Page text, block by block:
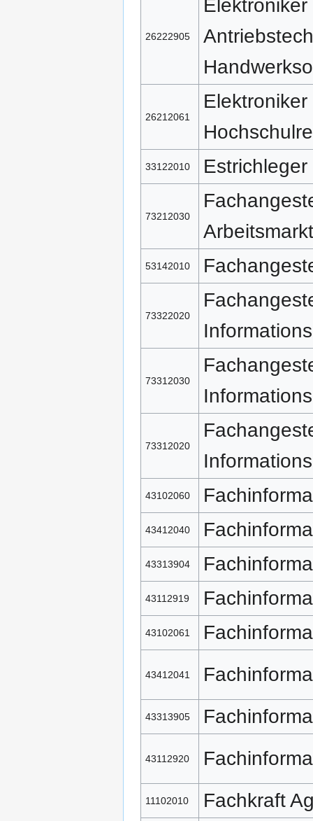
26222905
26212061
33122010 Estrichleger
73212030
53142010
73322020
73312030
73312020
43102060
43412040
43313904
43112919
43102061
43412041
43313905
43112920
11102010 Fachkraft